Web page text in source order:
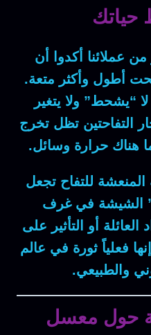
حياتك
من عملائنا أكدوا أن
أطول وأكثر متعة.
“يشحط” ولا يتغير
التفاحتين تظل تخرج
هناك حرارة وسائل.
المنعشة للتفاح تجعل
الشيشة في غرف
أو التأثير على
فعلياً ثورة في عالم
والطبيعي.
حول معسل